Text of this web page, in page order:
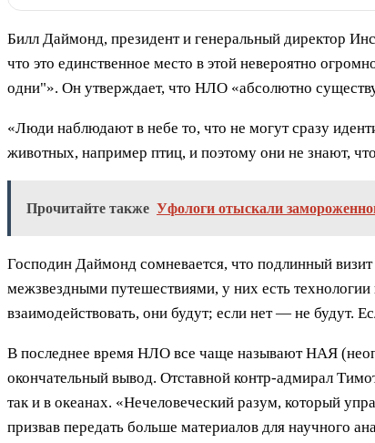
Билл Даймонд, президент и генеральный директор
что это единственное место в этой невероятно
одни"». Он утверждает, что НЛО «абсолютно
«Люди наблюдают в небе то, что не могут сразу
животных, например птиц, и поэтому они не знают,
Прочитайте также Уфологи отыскали
Господин Даймонд сомневается, что подлинный
межзвездными путешествиями, у них есть
взаимодействовать, они будут; если нет — не будут.
В последнее время НЛО все чаще называют НАЯ
окончательный вывод. Отставной контр-адмирал
так и в океанах. «Нечеловеческий разум, который
призвав передать больше материалов для научного